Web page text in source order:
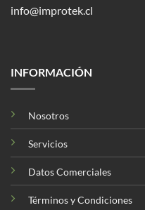
info@improtek.cl
INFORMACIÓN
Nosotros
Servicios
Datos Comerciales
Términos y Condiciones